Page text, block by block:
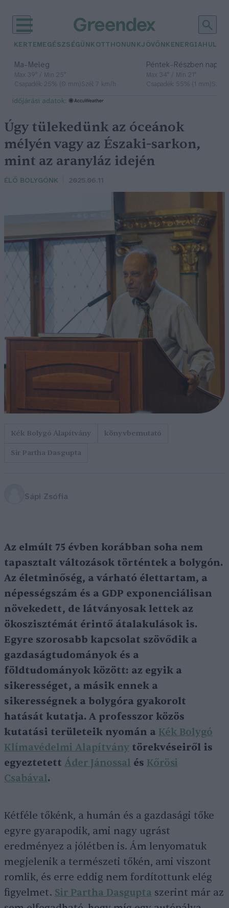
KERTEM EGÉSZSÉGÜNK OTTHONUNKJÖVŐNK ENERGIA
Ma– Meleg
Max 39° / Min 25°
Csapadék: 25% (0 mm)Szél: 7 km/h
Péntek– Részben
Max 34° / Min 21°
Csapadék: 55% (1 mm)Szél:
időjárási adatok:
Úgy tülekedünk az óceánok
mélyén vagy az Északi-sarkon,
mint az aranyláz idején
ÉLŐ BOLYGÓNK 2025.06.11
Kék Bolygó Alapítvány
könyvbemutató
Sir Partha Dasgupta
Sápi Zsófia
Az elmúlt 75 évben korábban soha nem
tapasztalt változások történtek a bolygón.
Az életminőség, a várható élettartam, a
népességszám és a GDP exponenciálisan
növekedett, de látványosak lettek az
ökoszisztémát érintő átalakulások is.
Egyre szorosabb kapcsolat szövődik a
gazdaságtudományok és a
földtudományok között: az egyik a
sikerességet, a másik ennek a
sikerességnek a bolygóra gyakorolt
hatását kutatja. A professzor közös
kutatási területeik nyomán a Kék Bolygó
Klímavédelmi Alapítvány törekvéseiről is
egyeztetett Áder Jánossal és Kőrösi
Csabával.
Kétféle tőkénk, a humán és a gazdasági tőke
egyre gyarapodik, ami nagy ugrást
eredményez a jólétben is. Ám lenyomatuk
megjelenik a természeti tőkén, ami viszont
romlik, és erre eddig nem fordítottunk elég
figyelmet. Sir Partha Dasgupta szerint már az